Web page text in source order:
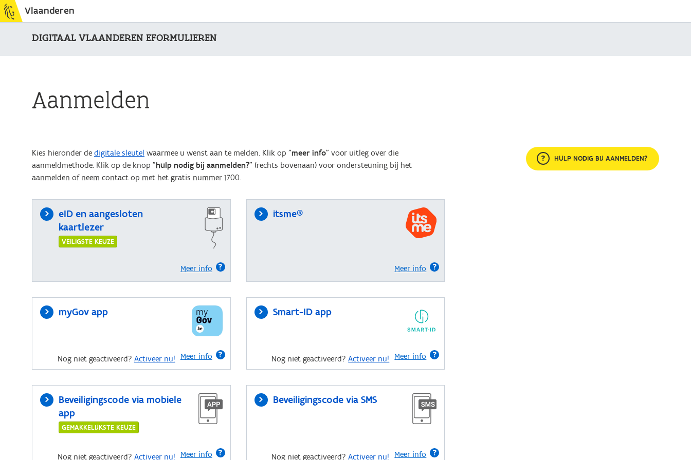
Vlaanderen
DIGITAAL VLAANDEREN EFORMULIEREN
Aanmelden
Kies hieronder de digitale sleutel waarmee u wenst aan te melden. Klik op "meer info" voor uitleg over die
aanmeldmethode. Klik op de knop "hulp nodig bij aanmelden?" (rechts bovenaan) voor ondersteuning bij het
aanmelden of neem contact op met het gratis nummer 1700.
eID en aangesloten
kaartlezer
VEILIGSTE KEUZE
Meer info
itsme®
Meer info
myGov app
Meer info
Nog niet geactiveerd? Activeer nu!
Smart-ID app
Meer info
Nog niet geactiveerd?Activeer nu!
Beveiligingscode via mobiele
app
GEMAKKELIJKSTE KEUZE
Meer info
Nog niet geactiveerd? Activeer nu!
Beveiligingscode via SMS
Meer info
Nog niet geactiveerd?Activeer nu!
HULP NODIG BIJ AANMELDEN?